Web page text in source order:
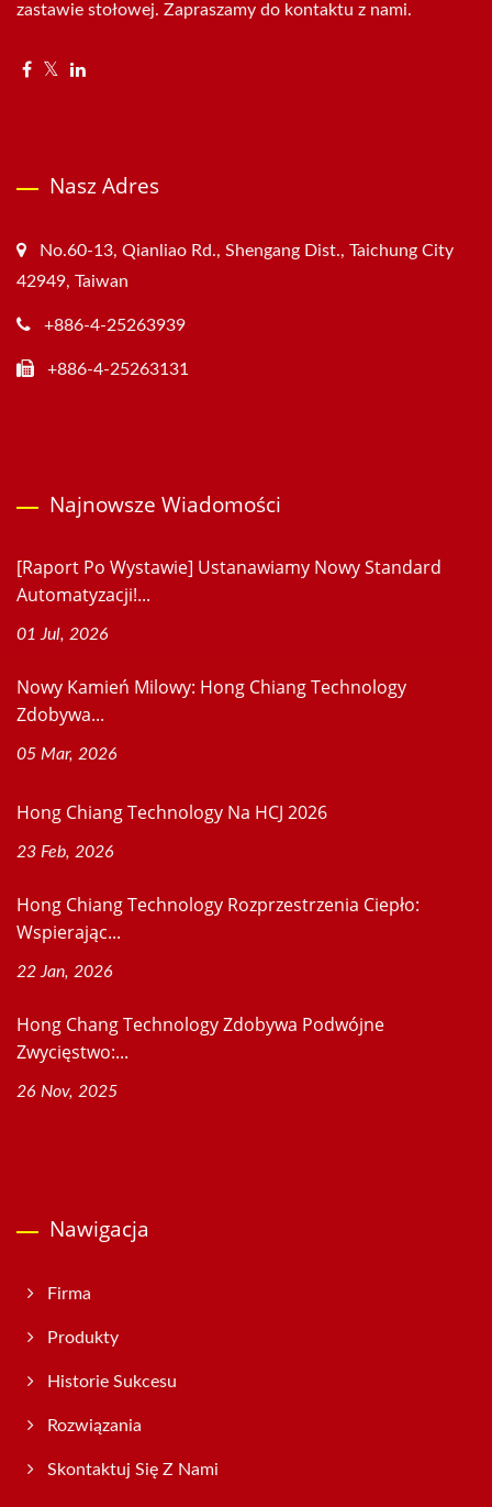
zastawie stołowej. Zapraszamy do kontaktu z nami.
Nasz Adres
No.60-13, Qianliao Rd., Shengang Dist., Taichung City
42949, Taiwan
+886-4-25263939
+886-4-25263131
Najnowsze Wiadomości
[Raport Po Wystawie] Ustanawiamy Nowy Standard
Automatyzacji!...
01 Jul, 2026
Nowy Kamień Milowy: Hong Chiang Technology
Zdobywa...
05 Mar, 2026
Hong Chiang Technology Na HCJ 2026
23 Feb, 2026
Hong Chiang Technology Rozprzestrzenia Ciepło:
Wspierając...
22 Jan, 2026
Hong Chang Technology Zdobywa Podwójne
Zwycięstwo:...
26 Nov, 2025
Nawigacja
Firma
Produkty
Historie Sukcesu
Rozwiązania
Skontaktuj Się Z Nami